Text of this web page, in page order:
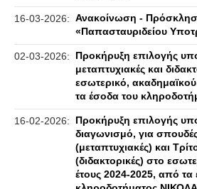
16-03-2026: Ανακοίνωση -
«Παπασταυριδείου
02-03-2026:
Προκήρυξη επιλογής
μεταπτυχιακές και
εσωτερικό,
τα έσοδα του
16-02-2026:
Προκήρυξη επιλογής
διαγωνισμό, για
(μεταπτυχιακές) και
(διδακτορικές) στο
έτους 2024-2025, από τα